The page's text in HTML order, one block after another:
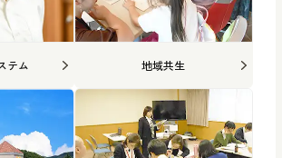
テム 地域共生